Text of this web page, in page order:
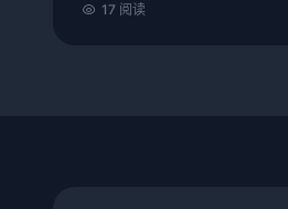
与传统之间的双重思考。这一
17 阅读